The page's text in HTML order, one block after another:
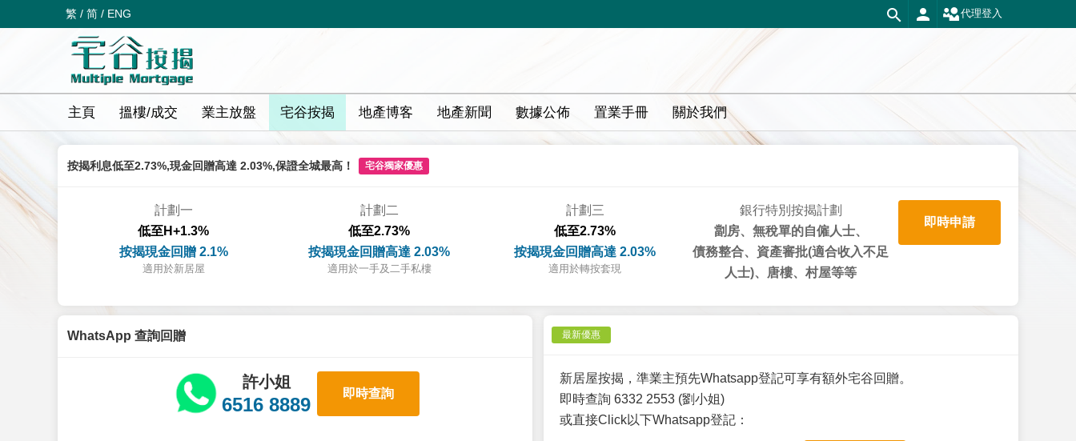
繁 / 简 / ENG 代理登入
主頁 搵樓/成交 業主放盤 宅谷按揭 地產博客 地產新聞 數據公佈 置業手冊 關於我們
按揭利息低至2.73%,現金回贈高達 2.03%,保證全城最高！ 宅谷獨家優惠
計劃一
低至H+1.3%
按揭現金回贈 2.1%
適用於新居屋
計劃二
低至2.73%
按揭現金回贈高達 2.03%
適用於一手及二手私樓
計劃三
低至2.73%
按揭現金回贈高達 2.03%
適用於轉按套現
銀行特別按揭計劃
劏房、無稅單的自僱人士、
債務整合、資產審批(適合收入不足
人士)、唐樓、村屋等等
即時申請
WhatsApp 查詢回贈
許小姐
6516 8889
即時查詢
最新優惠
新居屋按揭，準業主預先Whatsapp登記可享有額外宅谷回贈。
即時查詢 6332 2553 (劉小姐)
或直接Click以下Whatsapp登記：